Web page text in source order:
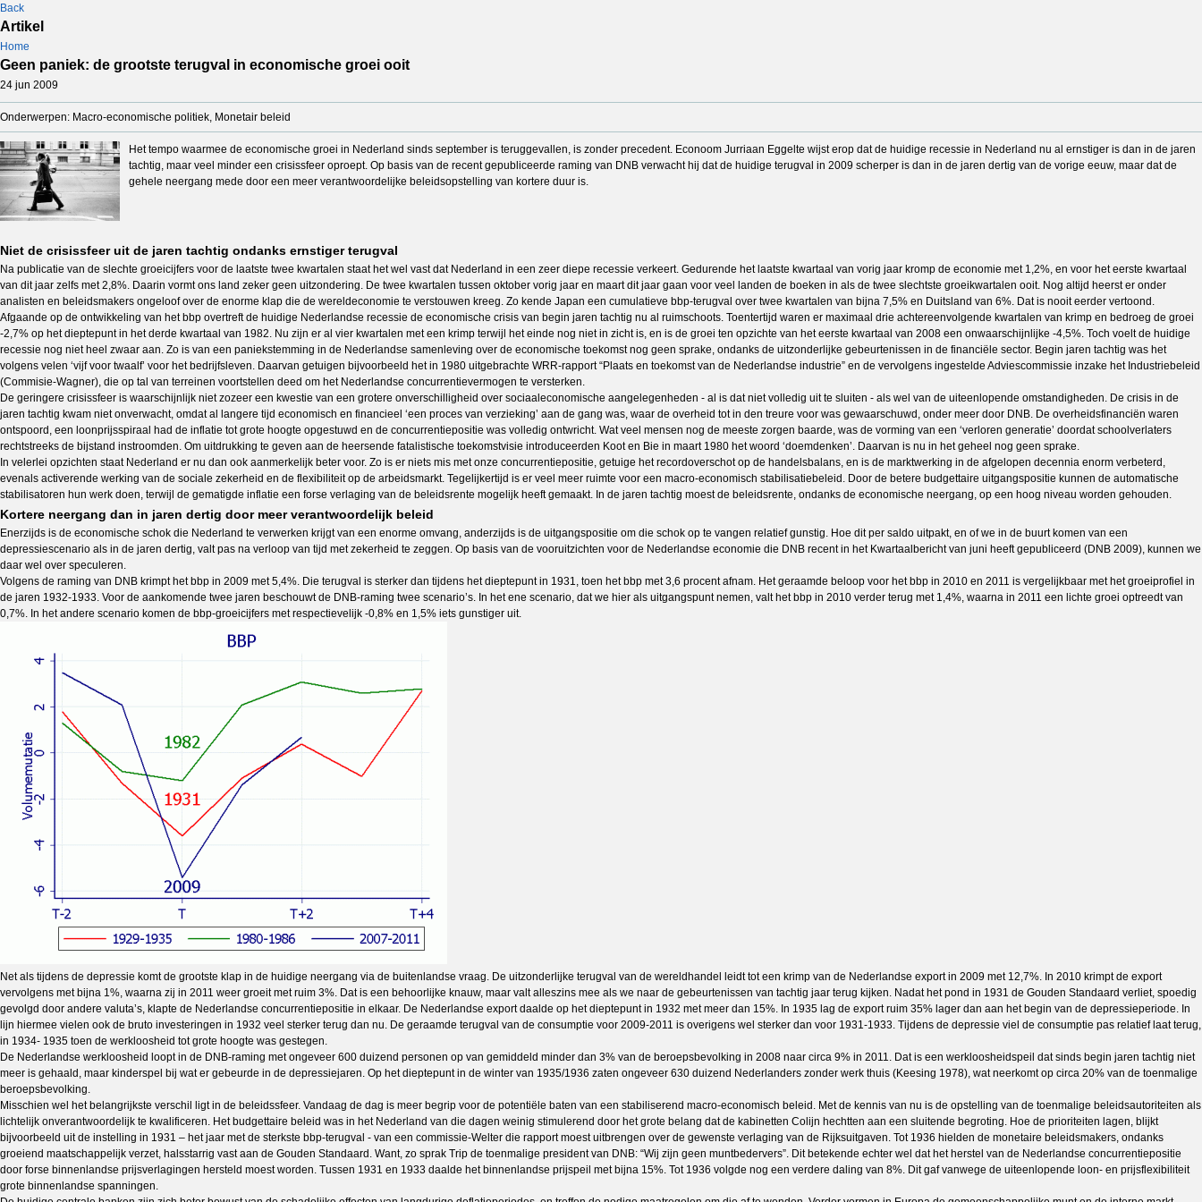
Back
Artikel
Home
Geen paniek: de grootste terugval in economische groei ooit
24 jun 2009
Onderwerpen: Macro-economische politiek, Monetair beleid
Het tempo waarmee de economische groei in Nederland sinds september is teruggevallen, is zonder precedent. Econoom Jurriaan Eggelte wijst erop dat de huidige recessie in Nederland nu al ernstiger is dan in de jaren
tachtig, maar veel minder een crisissfeer oproept. Op basis van de recent gepubliceerde raming van DNB verwacht hij dat de huidige terugval in 2009 scherper is dan in de jaren dertig van de vorige eeuw, maar dat de
gehele neergang mede door een meer verantwoordelijke beleidsopstelling van kortere duur is.
Niet de crisissfeer uit de jaren tachtig ondanks ernstiger terugval
Na publicatie van de slechte groeicijfers voor de laatste twee kwartalen staat het wel vast dat Nederland in een zeer diepe recessie verkeert. Gedurende het laatste kwartaal van vorig jaar kromp de economie met 1,2%, en voor het eerste kwartaal
van dit jaar zelfs met 2,8%. Daarin vormt ons land zeker geen uitzondering. De twee kwartalen tussen oktober vorig jaar en maart dit jaar gaan voor veel landen de boeken in als de twee slechtste groeikwartalen ooit. Nog altijd heerst er onder
analisten en beleidsmakers ongeloof over de enorme klap die de wereldeconomie te verstouwen kreeg. Zo kende Japan een cumulatieve bbp-terugval over twee kwartalen van bijna 7,5% en Duitsland van 6%. Dat is nooit eerder vertoond.
Afgaande op de ontwikkeling van het bbp overtreft de huidige Nederlandse recessie de economische crisis van begin jaren tachtig nu al ruimschoots. Toentertijd waren er maximaal drie achtereenvolgende kwartalen van krimp en bedroeg de groei
-2,7% op het dieptepunt in het derde kwartaal van 1982. Nu zijn er al vier kwartalen met een krimp terwijl het einde nog niet in zicht is, en is de groei ten opzichte van het eerste kwartaal van 2008 een onwaarschijnlijke -4,5%. Toch voelt de huidige
recessie nog niet heel zwaar aan. Zo is van een paniekstemming in de Nederlandse samenleving over de economische toekomst nog geen sprake, ondanks de uitzonderlijke gebeurtenissen in de financiële sector. Begin jaren tachtig was het
volgens velen ‘vijf voor twaalf’ voor het bedrijfsleven. Daarvan getuigen bijvoorbeeld het in 1980 uitgebrachte WRR-rapport “Plaats en toekomst van de Nederlandse industrie” en de vervolgens ingestelde Adviescommissie inzake het Industriebeleid
(Commisie-Wagner), die op tal van terreinen voortstellen deed om het Nederlandse concurrentievermogen te versterken.
De geringere crisissfeer is waarschijnlijk niet zozeer een kwestie van een grotere onverschilligheid over sociaaleconomische aangelegenheden - al is dat niet volledig uit te sluiten - als wel van de uiteenlopende omstandigheden. De crisis in de
jaren tachtig kwam niet onverwacht, omdat al langere tijd economisch en financieel ‘een proces van verzieking’ aan de gang was, waar de overheid tot in den treure voor was gewaarschuwd, onder meer door DNB. De overheidsfinanciën waren
ontspoord, een loonprijsspiraal had de inflatie tot grote hoogte opgestuwd en de concurrentiepositie was volledig ontwricht. Wat veel mensen nog de meeste zorgen baarde, was de vorming van een ‘verloren generatie’ doordat schoolverlaters
rechtstreeks de bijstand instroomden. Om uitdrukking te geven aan de heersende fatalistische toekomstvisie introduceerden Koot en Bie in maart 1980 het woord ‘doemdenken’. Daarvan is nu in het geheel nog geen sprake.
In velerlei opzichten staat Nederland er nu dan ook aanmerkelijk beter voor. Zo is er niets mis met onze concurrentiepositie, getuige het recordoverschot op de handelsbalans, en is de marktwerking in de afgelopen decennia enorm verbeterd,
evenals activerende werking van de sociale zekerheid en de flexibiliteit op de arbeidsmarkt. Tegelijkertijd is er veel meer ruimte voor een macro-economisch stabilisatiebeleid. Door de betere budgettaire uitgangspositie kunnen de automatische
stabilisatoren hun werk doen, terwijl de gematigde inflatie een forse verlaging van de beleidsrente mogelijk heeft gemaakt. In de jaren tachtig moest de beleidsrente, ondanks de economische neergang, op een hoog niveau worden gehouden.
Kortere neergang dan in jaren dertig door meer verantwoordelijk beleid
Enerzijds is de economische schok die Nederland te verwerken krijgt van een enorme omvang, anderzijds is de uitgangspositie om die schok op te vangen relatief gunstig. Hoe dit per saldo uitpakt, en of we in de buurt komen van een
depressiescenario als in de jaren dertig, valt pas na verloop van tijd met zekerheid te zeggen. Op basis van de vooruitzichten voor de Nederlandse economie die DNB recent in het Kwartaalbericht van juni heeft gepubliceerd (DNB 2009), kunnen we
daar wel over speculeren.
Volgens de raming van DNB krimpt het bbp in 2009 met 5,4%. Die terugval is sterker dan tijdens het dieptepunt in 1931, toen het bbp met 3,6 procent afnam. Het geraamde beloop voor het bbp in 2010 en 2011 is vergelijkbaar met het groeiprofiel in
de jaren 1932-1933. Voor de aankomende twee jaren beschouwt de DNB-raming twee scenario’s. In het ene scenario, dat we hier als uitgangspunt nemen, valt het bbp in 2010 verder terug met 1,4%, waarna in 2011 een lichte groei optreedt van
0,7%. In het andere scenario komen de bbp-groeicijfers met respectievelijk -0,8% en 1,5% iets gunstiger uit.
Net als tijdens de depressie komt de grootste klap in de huidige neergang via de buitenlandse vraag. De uitzonderlijke terugval van de wereldhandel leidt tot een krimp van de Nederlandse export in 2009 met 12,7%. In 2010 krimpt de export
vervolgens met bijna 1%, waarna zij in 2011 weer groeit met ruim 3%. Dat is een behoorlijke knauw, maar valt alleszins mee als we naar de gebeurtenissen van tachtig jaar terug kijken. Nadat het pond in 1931 de Gouden Standaard verliet, spoedig
gevolgd door andere valuta’s, klapte de Nederlandse concurrentiepositie in elkaar. De Nederlandse export daalde op het dieptepunt in 1932 met meer dan 15%. In 1935 lag de export ruim 35% lager dan aan het begin van de depressieperiode. In
lijn hiermee vielen ook de bruto investeringen in 1932 veel sterker terug dan nu. De geraamde terugval van de consumptie voor 2009-2011 is overigens wel sterker dan voor 1931-1933. Tijdens de depressie viel de consumptie pas relatief laat terug,
in 1934- 1935 toen de werkloosheid tot grote hoogte was gestegen.
De Nederlandse werkloosheid loopt in de DNB-raming met ongeveer 600 duizend personen op van gemiddeld minder dan 3% van de beroepsbevolking in 2008 naar circa 9% in 2011. Dat is een werkloosheidspeil dat sinds begin jaren tachtig niet
meer is gehaald, maar kinderspel bij wat er gebeurde in de depressiejaren. Op het dieptepunt in de winter van 1935/1936 zaten ongeveer 630 duizend Nederlanders zonder werk thuis (Keesing 1978), wat neerkomt op circa 20% van de toenmalige
beroepsbevolking.
Misschien wel het belangrijkste verschil ligt in de beleidssfeer. Vandaag de dag is meer begrip voor de potentiële baten van een stabiliserend macro-economisch beleid. Met de kennis van nu is de opstelling van de toenmalige beleidsautoriteiten als
lichtelijk onverantwoordelijk te kwalificeren. Het budgettaire beleid was in het Nederland van die dagen weinig stimulerend door het grote belang dat de kabinetten Colijn hechtten aan een sluitende begroting. Hoe de prioriteiten lagen, blijkt
bijvoorbeeld uit de instelling in 1931 – het jaar met de sterkste bbp-terugval - van een commissie-Welter die rapport moest uitbrengen over de gewenste verlaging van de Rijksuitgaven. Tot 1936 hielden de monetaire beleidsmakers, ondanks
groeiend maatschappelijk verzet, halsstarrig vast aan de Gouden Standaard. Want, zo sprak Trip de toenmalige president van DNB: “Wij zijn geen muntbedervers”. Dit betekende echter wel dat het herstel van de Nederlandse concurrentiepositie
door forse binnenlandse prijsverlagingen hersteld moest worden. Tussen 1931 en 1933 daalde het binnenlandse prijspeil met bijna 15%. Tot 1936 volgde nog een verdere daling van 8%. Dit gaf vanwege de uiteenlopende loon- en prijsflexibiliteit
grote binnenlandse spanningen.